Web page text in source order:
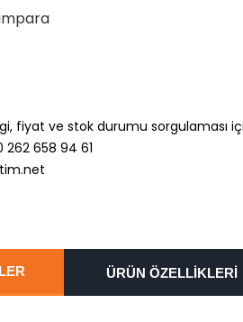
fiyat ve stok durumu sorgulaması
658 94 61
ÜRÜN ÖZELLİKLERİ